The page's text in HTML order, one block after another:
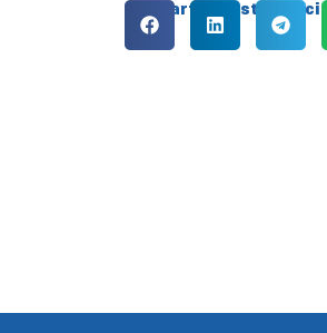
Compartilhe esta notícia: